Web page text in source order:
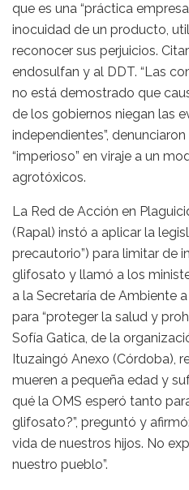
que es una “práctica
inocuidad de un producto,
reconocer sus perjuicios.
endosulfan y al DDT. “Las
no está demostrado que
de los gobiernos niegan las
independientes”,
“imperioso” en viraje a un
agrotóxicos.
La Red de Acción en
(Rapal) instó a aplicar la
precautorio”) para limitar de
glifosato y llamó a los
a la Secretaría de Ambiente
para “proteger la salud y
Sofía Gatica, de la
Ituzaingó Anexo (Córdoba),
mueren a pequeña edad y
qué la OMS esperó tanto
glifosato?”, preguntó y
vida de nuestros hijos. No
nuestro pueblo”.